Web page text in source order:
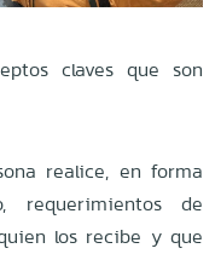
claves que son
realice, en forma
requerimientos de
los recibe y que